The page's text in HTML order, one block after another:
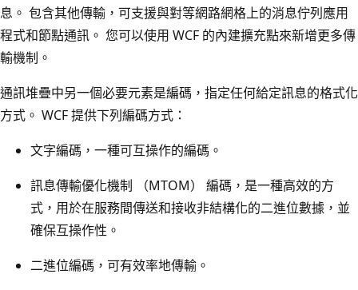
息。 包含其他傳輸，可支援與對等網路網格上的消息佇列應用
程式和節點通訊。 您可以使用 WCF 的內建擴充點來新增更多傳
輸機制。
通訊堆疊中另一個必要元素是編碼，指定任何給定訊息的格式化
方式。 WCF 提供下列編碼方式：
文字編碼，一種可互操作的編碼。
訊息傳輸優化機制 （MTOM） 編碼，是一種高效的方
式，用於在服務間傳送和接收非結構化的二進位數據，並
確保互操作性。
二進位編碼，可有效率地傳輸。